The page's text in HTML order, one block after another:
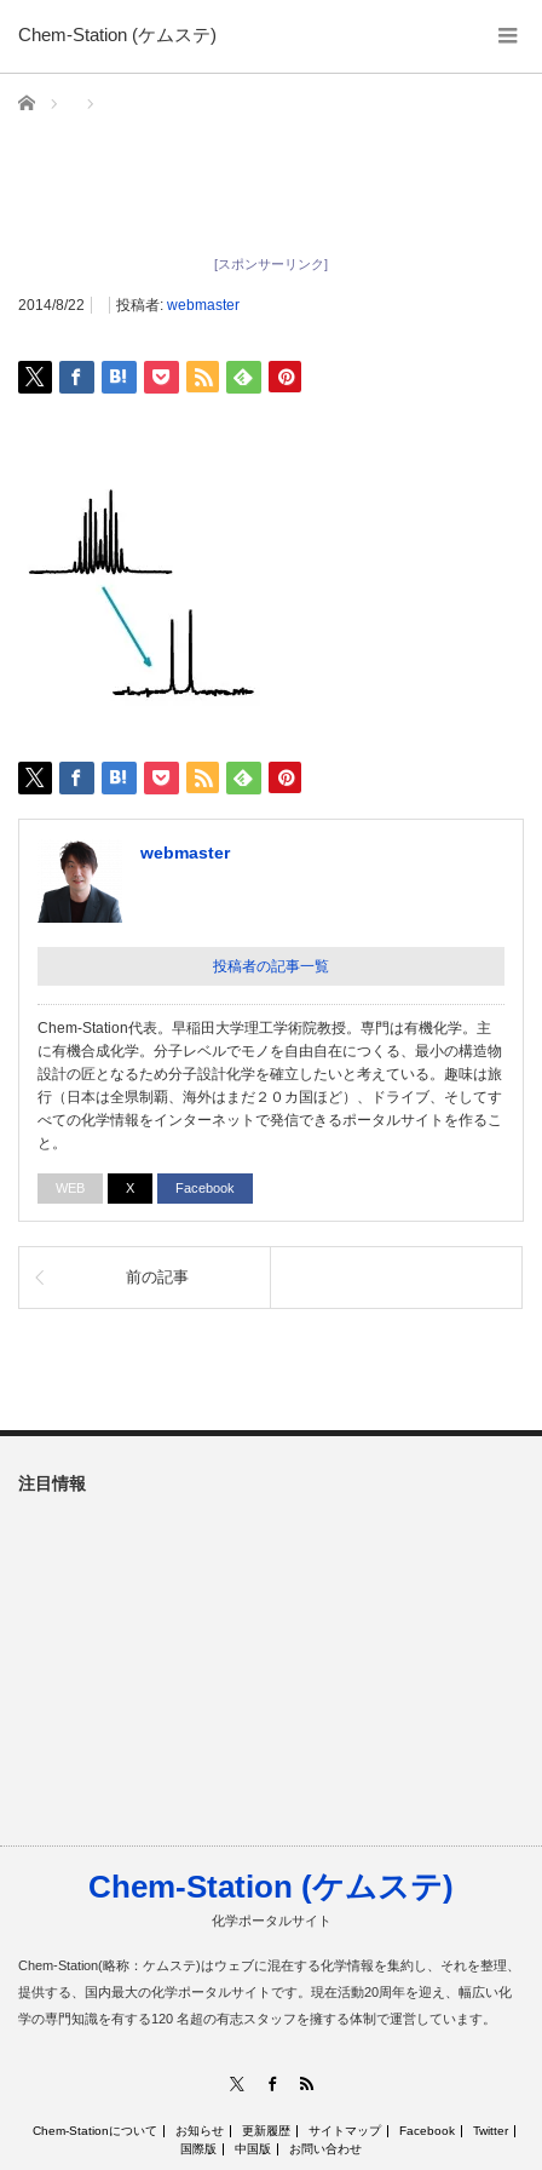
Chem-Station (ケムステ)
ホーム
[スポンサーリンク]
2014/8/22 投稿者: webmaster
webmaster
投稿者の記事一覧
Chem-Station代表。早稲田大学理工学術院教授。専門は有機化学。主
に有機合成化学。分子レベルでモノを自由自在につくる、最小の構造物
設計の匠となるため分子設計化学を確立したいと考えている。趣味は旅
行（日本は全県制覇、海外はまだ２０カ国ほど）、ドライブ、そしてす
べての化学情報をインターネットで発信できるポータルサイトを作るこ
と。
WEB X Facebook
前の記事
注目情報
Chem-Station (ケムステ)
化学ポータルサイト
Chem-Station(略称：ケムステ)はウェブに混在する化学情報を集約し、それを整理、
提供する、国内最大の化学ポータルサイトです。現在活動20周年を迎え、幅広い化
学の専門知識を有する120 名超の有志スタッフを擁する体制で運営しています。
Facebook
Chem-Stationについて お知らせ 更新履歴 サイトマップ Facebook
Twitter
国際版
中国版 お問い合わせ